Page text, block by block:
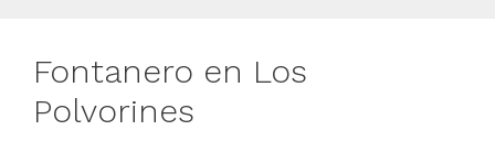
Fontanero en Los
Polvorines